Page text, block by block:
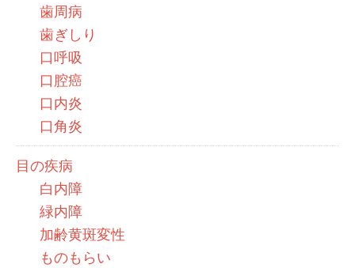
歯周病
歯ぎしり
口呼吸
口腔癌
口内炎
口角炎
目の疾病
白内障
緑内障
加齢黄斑変性
ものもらい